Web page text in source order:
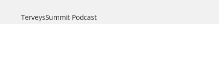
TerveysSummit Podcast